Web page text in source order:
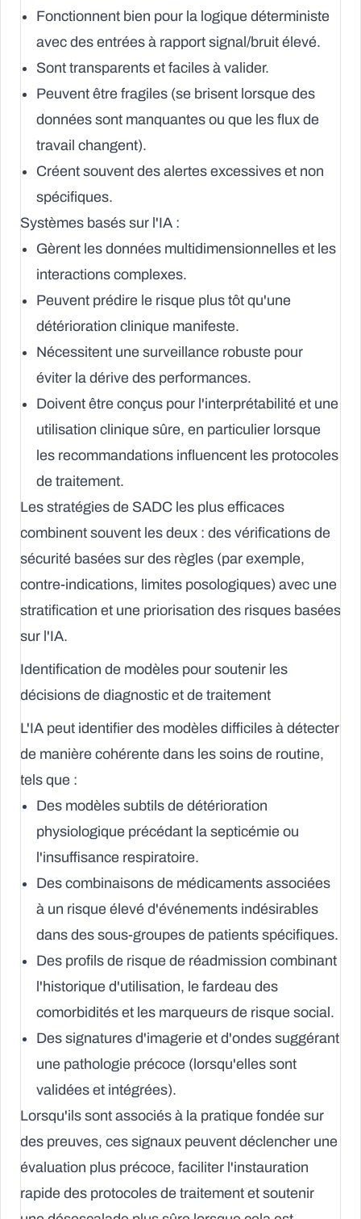
Fonctionnent bien pour la logique déterministe
avec des entrées à rapport signal/bruit élevé.
Sont transparents et faciles à valider.
Peuvent être fragiles (se brisent lorsque des
données sont manquantes ou que les flux de
travail changent).
Créent souvent des alertes excessives et non
spécifiques.
Systèmes basés sur l'IA :
Gèrent les données multidimensionnelles et les
interactions complexes.
Peuvent prédire le risque plus tôt qu'une
détérioration clinique manifeste.
Nécessitent une surveillance robuste pour
éviter la dérive des performances.
Doivent être conçus pour l'interprétabilité et une
utilisation clinique sûre, en particulier lorsque
les recommandations influencent les protocoles
de traitement.
Les stratégies de SADC les plus efficaces
combinent souvent les deux : des vérifications de
sécurité basées sur des règles (par exemple,
contre-indications, limites posologiques) avec une
stratification et une priorisation des risques basées
sur l'IA.
Identification de modèles pour soutenir les
décisions de diagnostic et de traitement
L'IA peut identifier des modèles difficiles à détecter
de manière cohérente dans les soins de routine,
tels que :
Des modèles subtils de détérioration
physiologique précédant la septicémie ou
l'insuffisance respiratoire.
Des combinaisons de médicaments associées
à un risque élevé d'événements indésirables
dans des sous-groupes de patients spécifiques.
Des profils de risque de réadmission combinant
l'historique d'utilisation, le fardeau des
comorbidités et les marqueurs de risque social.
Des signatures d'imagerie et d'ondes suggérant
une pathologie précoce (lorsqu'elles sont
validées et intégrées).
Lorsqu'ils sont associés à la pratique fondée sur
des preuves, ces signaux peuvent déclencher une
évaluation plus précoce, faciliter l'instauration
rapide des protocoles de traitement et soutenir